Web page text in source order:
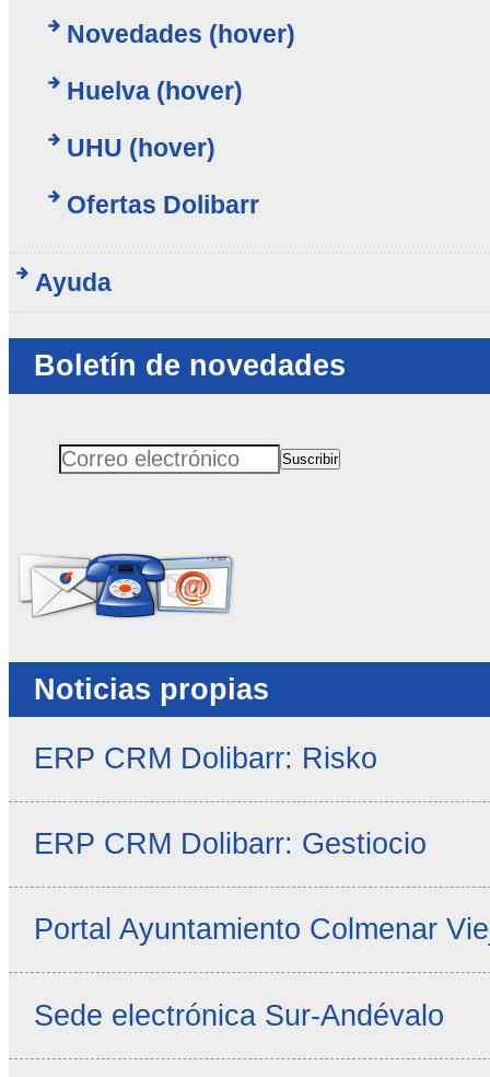
Novedades (hover)
Huelva (hover)
UHU (hover)
Ofertas Dolibarr
Ayuda
Boletín de novedades
Correo electrónicoSuscribir
Noticias propias
ERP CRM Dolibarr: Risko
ERP CRM Dolibarr: Gestiocio
Portal Ayuntamiento Colmenar
Sede electrónica Sur-Andévalo